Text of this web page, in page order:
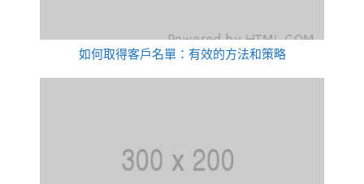
如何取得客戶名單：有效的方法和策略